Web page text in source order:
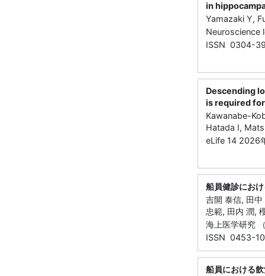
in
Yamazaki Y,
Neuroscience
ISSN 0304-
Descending
is required
Kawanabe-
Hatada I,
eLife 14 2026
船員健診にお
吉開 泰信, 田
忠範, 田内 潤,
海上医学研究
ISSN 0453-
船員における